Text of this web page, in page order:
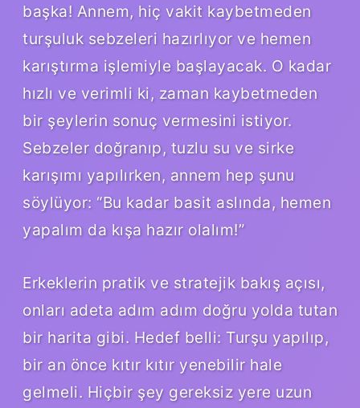
başka! Annem, hiç vakit kaybetmeden
turşuluk sebzeleri hazırlıyor ve hemen
karıştırma işlemiyle başlayacak. O kadar
hızlı ve verimli ki, zaman kaybetmeden
bir şeylerin sonuç vermesini istiyor.
Sebzeler doğranıp, tuzlu su ve sirke
karışımı yapılırken, annem hep şunu
söylüyor: “Bu kadar basit aslında, hemen
yapalım da kışa hazır olalım!”
Erkeklerin pratik ve stratejik bakış açısı,
onları adeta adım adım doğru yolda tutan
bir harita gibi. Hedef belli: Turşu yapılıp,
bir an önce kıtır kıtır yenebilir hale
gelmeli. Hiçbir şey gereksiz yere uzun